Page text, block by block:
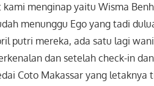
menginap yaitu Wisma
menunggu Ego yang tadi
putri mereka, ada satu lagi
dan setelah check-in dan
Coto Makassar yang letaknya